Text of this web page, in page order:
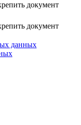
документ
документ
данных